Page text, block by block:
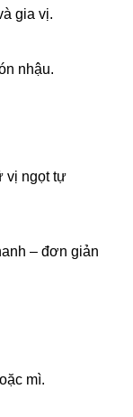
gia vị.
nhậu.
vị ngọt tự
– đơn giản
mì.